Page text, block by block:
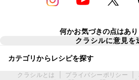
何かお気づきの点はあ
クラシルに意見を
カテゴリからレシピを探す
クラシルとは プライバシーポリシー